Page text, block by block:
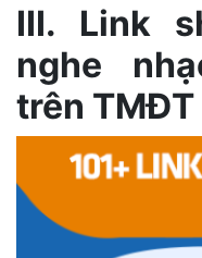
III. Link
nghe
trên